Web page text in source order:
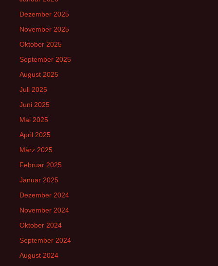
Dezember 2025
November 2025
Oktober 2025
September 2025
August 2025
Juli 2025
Juni 2025
Mai 2025
April 2025
März 2025
Februar 2025
Januar 2025
Dezember 2024
November 2024
Oktober 2024
September 2024
August 2024